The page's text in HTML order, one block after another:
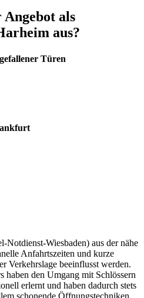
Angebot als
aus?
Türen
Notdienst-Wiesbaden) aus der nähe
Anfahrtszeiten und kurze
Verkehrslage beeinflusst werden.
haben den Umgang mit Schlössern
erlernt und haben dadurch stets
schonende Öffnungstechniken.